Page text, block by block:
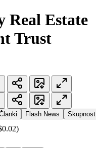
Real Estate
Trust
Flash News Skupnost